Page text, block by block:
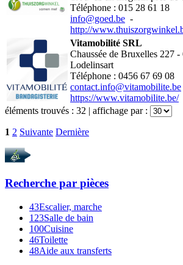
Téléphone : 015 28 61 18
info@goed.be -
http://
Vitamobilité SRL
Chaussée de Bruxelles 227 -
Lodelinsart
Téléphone : 0456 67 69 08
contact.info@vitamobilite.be
https://www.vitamobilite.be/
éléments trouvés : 32 | affichage par :
1 2 Suivante Dernière
Recherche par pièces
43Escalier, marche
123Salle de bain
100Cuisine
46Toilette
48Aide aux transferts